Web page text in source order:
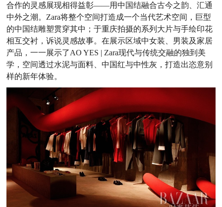
合作的灵感展现相得益彰——用中国结融合古今之韵、汇通
中外之潮。Zara将整个空间打造成一个当代艺术空间，巨型
的中国结雕塑贯穿其中；于重庆拍摄的系列大片与手绘印花
相互交衬，诉说灵感故事。在展示区域中女装、男装及家居
产品，一一展示了AO YES | Zara现代与传统交融的独到美
学，空间透过水泥与面料、中国红与中性灰，打造出恣意别
样的新年体验。